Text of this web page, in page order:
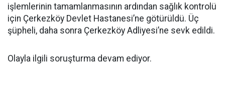
işlemlerinin tamamlanmasının ardından sağlık kontrolü
için Çerkezköy Devlet Hastanesi’ne götürüldü. Üç
şüpheli, daha sonra Çerkezköy Adliyesi’ne sevk edildi.
Olayla ilgili soruşturma devam ediyor.